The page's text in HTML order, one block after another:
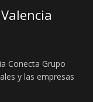
Conecta Grupo
y las empresas